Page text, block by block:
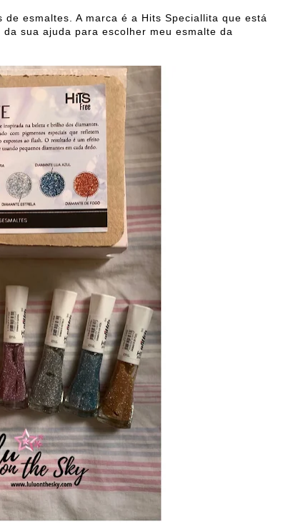
esmaltes. A marca é a Hits Speciallita que está
sua ajuda para escolher meu esmalte da